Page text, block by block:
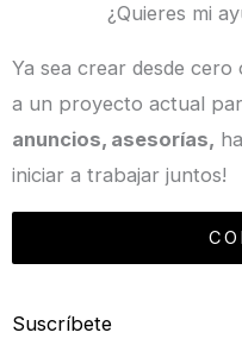
¿Quieres mi
Ya sea crear desde
a un proyecto actual
anuncios, asesorías,
iniciar a trabajar juntos!
Suscríbete